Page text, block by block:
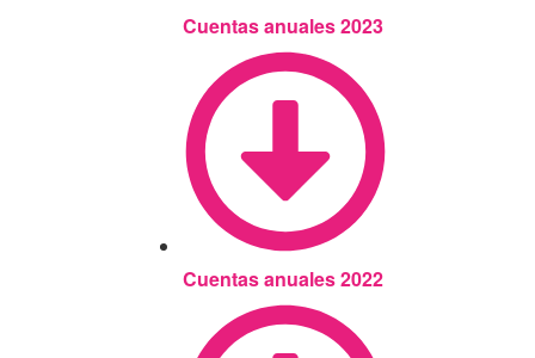
Cuentas anuales 2023
Cuentas anuales 2022